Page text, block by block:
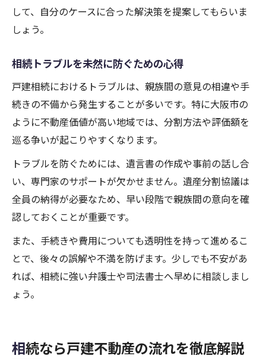
して、自分のケースに合った解決策を提案してもらいま
しょう。
相続トラブルを未然に防ぐための心得
戸建相続におけるトラブルは、親族間の意見の相違や手
続きの不備から発生することが多いです。特に大阪市の
ように不動産価値が高い地域では、分割方法や評価額を
巡る争いが起こりやすくなります。
トラブルを防ぐためには、遺言書の作成や事前の話し合
い、専門家のサポートが欠かせません。遺産分割協議は
全員の納得が必要なため、早い段階で親族間の意向を確
認しておくことが重要です。
また、手続きや費用についても透明性を持って進めるこ
とで、後々の誤解や不満を防げます。少しでも不安があ
れば、相続に強い弁護士や司法書士へ早めに相談しまし
ょう。
相続なら戸建不動産の流れを徹底解説